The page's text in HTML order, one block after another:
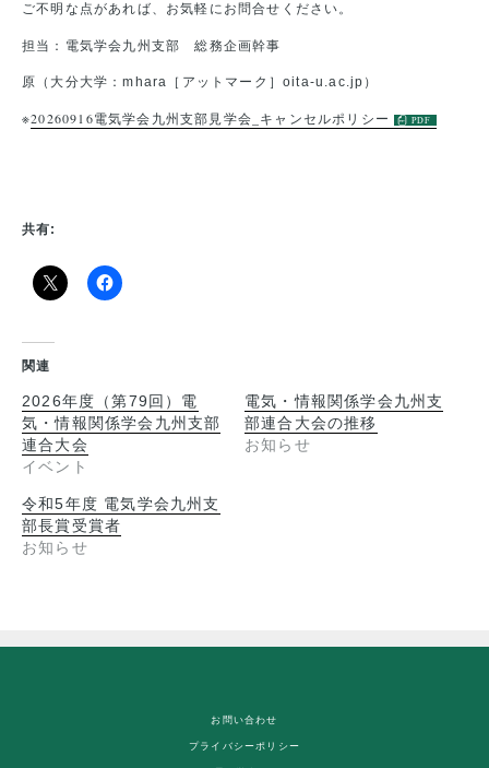
ご不明な点があれば、お気軽にお問合せください。
担当：電気学会九州支部 総務企画幹事
原（大分大学：mhara［アットマーク］oita-u.ac.jp）
※20260916電気学会九州支部見学会_キャンセルポリシー
共有:
関連
2026年度（第79回）電
気・情報関係学会九州支部
連合大会
イベント
電気・情報関係学会九州支
部連合大会の推移
お知らせ
令和5年度 電気学会九州支
部長賞受賞者
お知らせ
お問い合わせ
プライバシーポリシー